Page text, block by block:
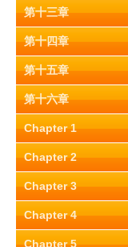
第十三章
第十四章
第十五章
第十六章
Chapter 1
Chapter 2
Chapter 3
Chapter 4
Chapter 5